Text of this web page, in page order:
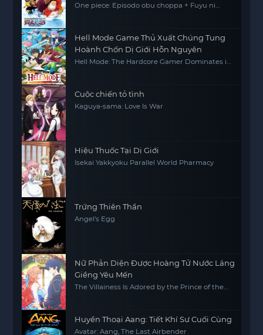
One piece: Episodo obu choppa + Fuyu ni
Hell Mode Game Thủ Xuất Chúng Tung
Hoành Chốn Dị Giới Hỗn Nguyên
Hell Mode: The Hardcore Gamer Dominates in
Cuộc chiến tỏ tình
Kaguya-sama: Love Is War
Hiệu Thuốc Tại Dị Giới
Isekai Yakkyoku Parallel World Pharmacy
Trứng Thiên Thần
Angel's Egg
Nữ Phản Diện Được Hoàng Tử Nước Láng
Giềng Yêu Mến
The Villainess Is Adored by the Prince of the
Huyền Thoại Aang: Tiết Khí Sư Cuối Cùng
Avatar: Aang, The Last Airbender